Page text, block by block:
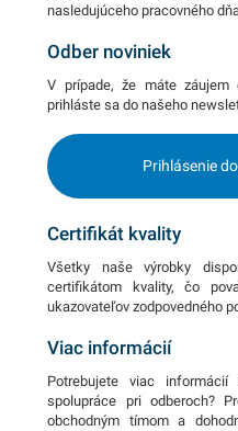
nasledujúceho pracovného
Odber noviniek
V prípade, že máte záujem
prihláste sa do našeho
Prihlásenie
Certifikát kvality
Všetky naše výrobky
certifikátom kvality, čo
ukazovateľov zodpovedného
Viac informácií
Potrebujete viac informácií
spolupráce pri odberoch?
obchodným tímom a